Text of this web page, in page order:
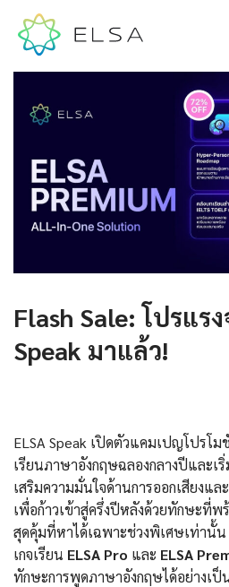
Flash Sale: โปรแร
Speak มาแล้ว!
ELSA Speak เปิดตัวแคมเปญโปรโ
เรียนภาษาอังกฤษฉลองกลางปีและเ
เสริมความมั่นใจด้านการออกเสียงแ
เพื่อก้าวเข้าสู่ครึ่งปีหลังด้วยทักษะที่พ
สุดคุ้มที่หาได้เฉพาะช่วงพิเศษเท่านั้
เกจเรียน ELSA Pro และ ELSA
ทักษะการพูดภาษาอังกฤษได้อย่างเ